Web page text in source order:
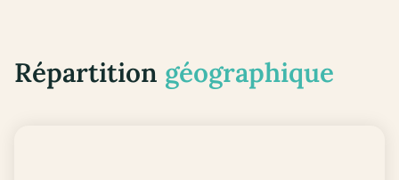
Répartition géographique